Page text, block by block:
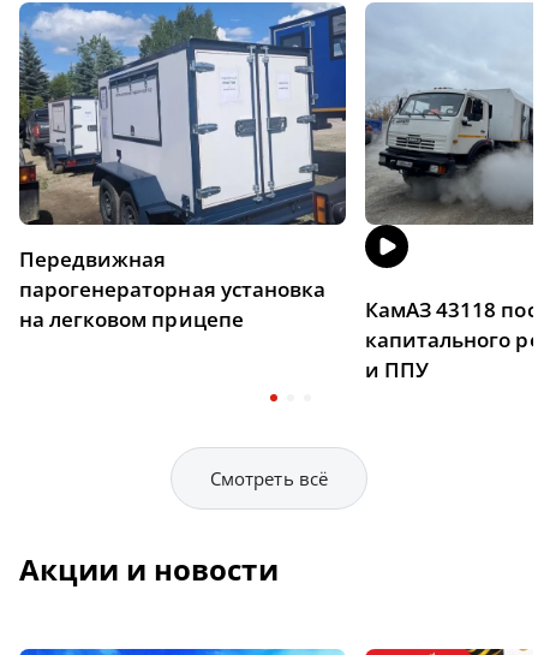
Передвижная
парогенераторная установка
на легковом прицепе
КамАЗ 43118
капитального
и ППУ
Смотреть всё
Акции и новости